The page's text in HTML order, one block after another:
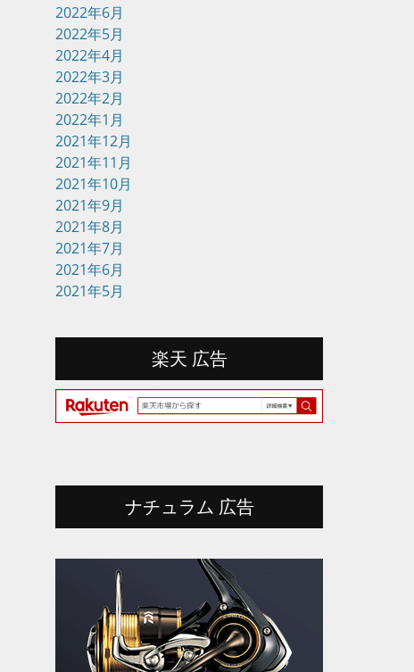
2022年6月
2022年5月
2022年4月
2022年3月
2022年2月
2022年1月
2021年12月
2021年11月
2021年10月
2021年9月
2021年8月
2021年7月
2021年6月
2021年5月
楽天 広告
ナチュラム 広告